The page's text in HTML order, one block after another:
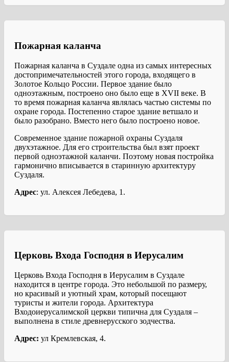
Пожарная каланча
Пожарная каланча в Суздале одна из самых интересных
достопримечательностей этого города, входящего в
Золотое Кольцо России. Первое здание было
одноэтажным, построено оно было еще в XVII веке. В
то время пожарная каланча являлась частью системы по
охране города. Постепенно старое здание ветшало и
было разобрано. Вместо него было построено новое.
Современное здание пожарной охраны Суздаля
двухэтажное. Для его строительства был взят проект
первой одноэтажной каланчи. Поэтому новая постройка
гармонично вписывается в старинную архитектуру
Суздаля.
Адрес: ул. Алексея Лебедева, 1.
Церковь Входа Господня в Иерусалим
Церковь Входа Господня в Иерусалим в Суздале
находится в центре города. Это небольшой по размеру,
но красивый и уютный храм, который посещают
туристы и жители города. Архитектура
Входоиерусалимской церкви типична для Суздаля –
выполнена в стиле древнерусского зодчества.
Адрес: ул Кремлевская, 4.